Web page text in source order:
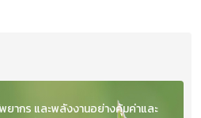
ยากร และพลังงานอย่างคุ้มค่าและ